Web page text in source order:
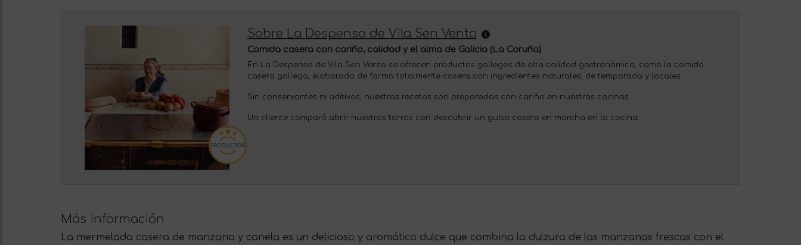
Sobre La Despensa de Vila Sen Vento
Comida casera con cariño, calidad y el alma de Galicia (La Coruña)
En La Despensa de Vila Sen Vento se ofrecen productos gallegos de alta calidad gastronómica, como la comida
casera gallega, elaborada de forma totalmente casera con ingredientes naturales, de temporada y locales.
Sin conservantes ni aditivos, nuestras recetas son preparadas con cariño en nuestras cocinas.
Un cliente comparó abrir nuestros tarros con descubrir un guiso casero en marcha en la cocina.
Más información
La mermelada casera de manzana y canela es un delicioso y aromático dulce que combina la dulzura de las manzanas frescas con el